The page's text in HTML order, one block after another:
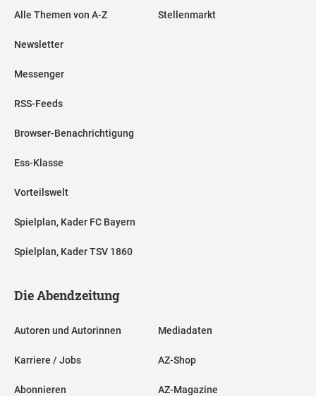
Alle Themen von A-Z
Newsletter
Messenger
RSS-Feeds
Browser-Benachrichtigung
Ess-Klasse
Vorteilswelt
Spielplan, Kader FC Bayern
Spielplan, Kader TSV 1860
Stellenmarkt
Die Abendzeitung
Autoren und Autorinnen
Karriere / Jobs
Abonnieren
Mediadaten
AZ-Shop
AZ-Magazine